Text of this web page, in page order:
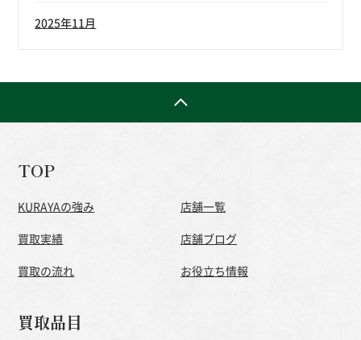
2025年11月
TOP
KURAYAの強み
買取実績
買取の流れ
店舗一覧
店舗ブログ
お役立ち情報
買取品目